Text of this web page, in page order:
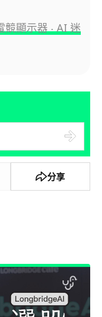
競顯示器 ‧ AI 迷
分享